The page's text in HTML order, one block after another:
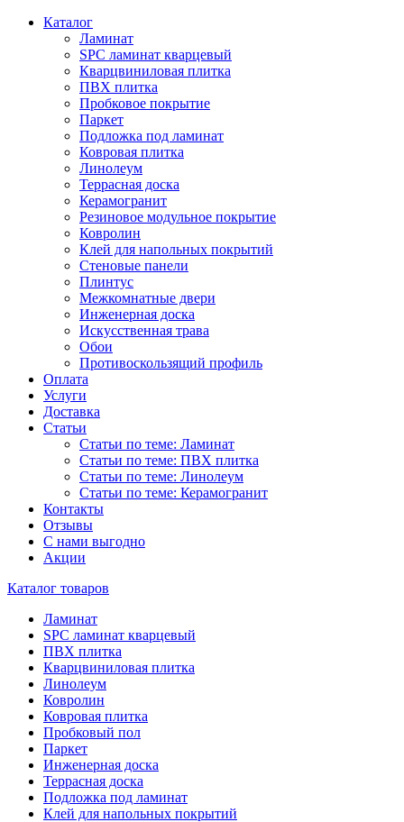
Каталог
Ламинат
SPC ламинат кварцевый
Кварцвиниловая плитка
ПВХ плитка
Пробковое покрытие
Паркет
Подложка под ламинат
Ковровая плитка
Линолеум
Террасная доска
Керамогранит
Резиновое модульное покрытие
Ковролин
Клей для напольных покрытий
Стеновые панели
Плинтус
Межкомнатные двери
Инженерная доска
Искусственная трава
Обои
Противоскользящий профиль
Оплата
Услуги
Доставка
Статьи
Статьи по теме: Ламинат
Статьи по теме: ПВХ плитка
Статьи по теме: Линолеум
Статьи по теме: Керамогранит
Контакты
Отзывы
С нами выгодно
Акции
Каталог товаров
Ламинат
SPC ламинат кварцевый
ПВХ плитка
Кварцвиниловая плитка
Линолеум
Ковролин
Ковровая плитка
Пробковый пол
Паркет
Инженерная доска
Террасная доска
Подложка под ламинат
Клей для напольных покрытий